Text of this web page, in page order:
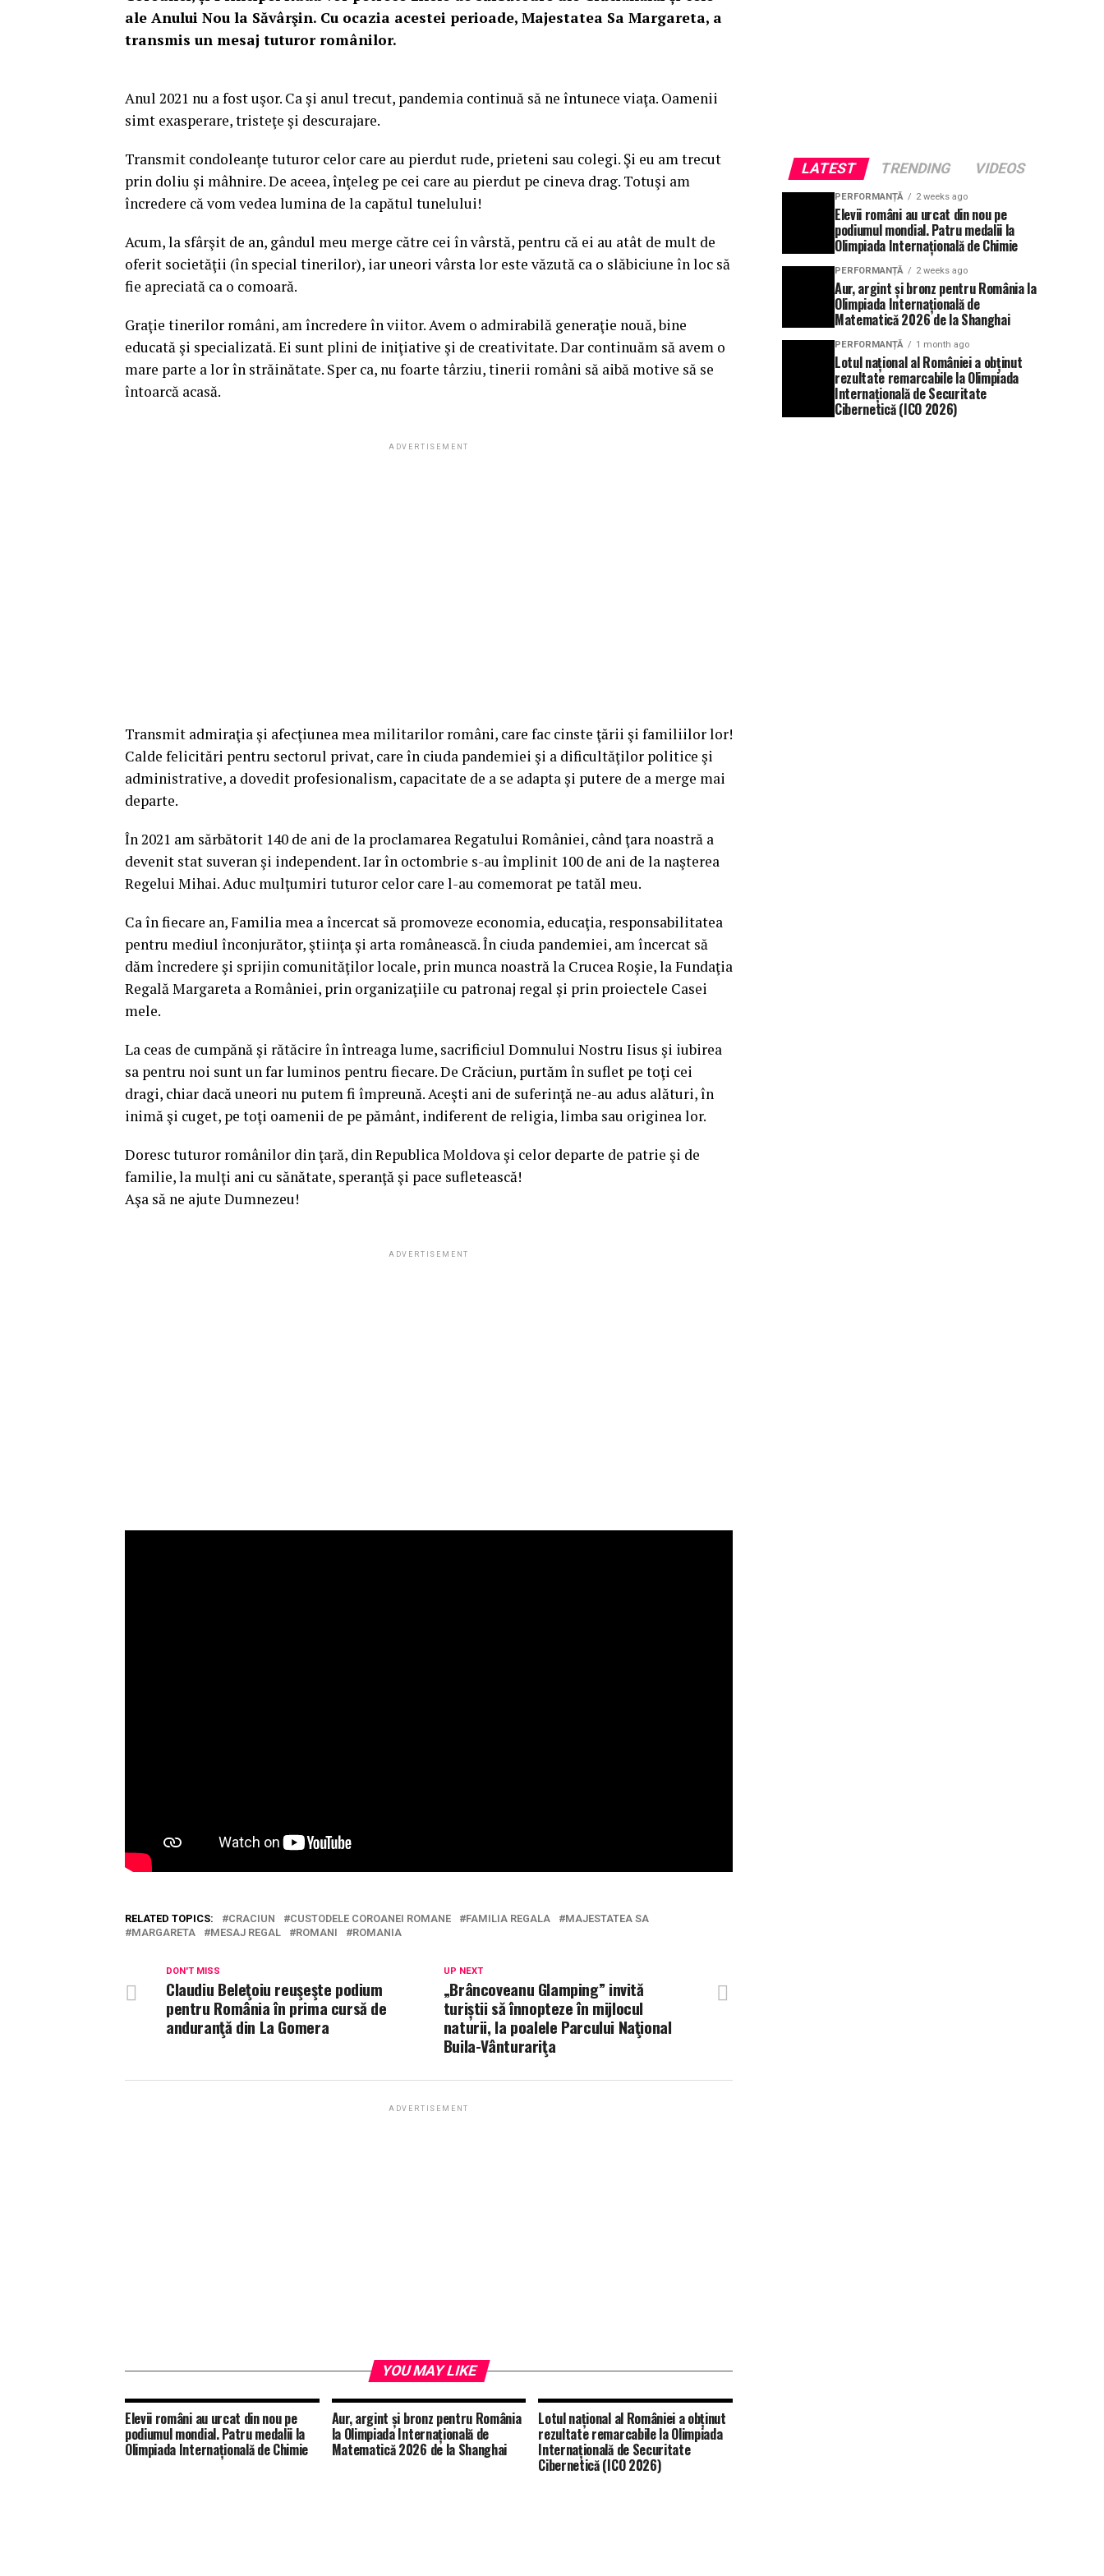
ale Anului Nou la Săvârşin. Cu ocazia acestei perioade, Majestatea Sa Margareta, a
transmis un mesaj tuturor românilor.
Anul 2021 nu a fost uşor. Ca şi anul trecut, pandemia continuă să ne întunece viaţa. Oamenii
simt exasperare, tristeţe şi descurajare.
Transmit condoleanţe tuturor celor care au pierdut rude, prieteni sau colegi. Şi eu am trecut
prin doliu şi mâhnire. De aceea, înţeleg pe cei care au pierdut pe cineva drag. Totuşi am
încredere că vom vedea lumina de la capătul tunelului!
Acum, la sfârşit de an, gândul meu merge către cei în vârstă, pentru că ei au atât de mult de
oferit societăţii (în special tinerilor), iar uneori vârsta lor este văzută ca o slăbiciune în loc să
fie apreciată ca o comoară.
Graţie tinerilor români, am încredere în viitor. Avem o admirabilă generaţie nouă, bine
educată şi specializată. Ei sunt plini de iniţiative şi de creativitate. Dar continuăm să avem o
mare parte a lor în străinătate. Sper ca, nu foarte târziu, tinerii români să aibă motive să se
întoarcă acasă.
ADVERTISEMENT
Transmit admiraţia şi afecţiunea mea militarilor români, care fac cinste ţării şi familiilor lor!
Calde felicitări pentru sectorul privat, care în ciuda pandemiei şi a dificultăţilor politice şi
administrative, a dovedit profesionalism, capacitate de a se adapta şi putere de a merge mai
departe.
În 2021 am sărbătorit 140 de ani de la proclamarea Regatului României, când ţara noastră a
devenit stat suveran şi independent. Iar în octombrie s-au împlinit 100 de ani de la naşterea
Regelui Mihai. Aduc mulţumiri tuturor celor care l-au comemorat pe tatăl meu.
Ca în fiecare an, Familia mea a încercat să promoveze economia, educaţia, responsabilitatea
pentru mediul înconjurător, ştiinţa şi arta românească. În ciuda pandemiei, am încercat să
dăm încredere şi sprijin comunităţilor locale, prin munca noastră la Crucea Roşie, la Fundaţia
Regală Margareta a României, prin organizaţiile cu patronaj regal şi prin proiectele Casei
mele.
La ceas de cumpănă şi rătăcire în întreaga lume, sacrificiul Domnului Nostru Iisus şi iubirea
sa pentru noi sunt un far luminos pentru fiecare. De Crăciun, purtăm în suflet pe toţi cei
dragi, chiar dacă uneori nu putem fi împreună. Aceşti ani de suferinţă ne-au adus alături, în
inimă şi cuget, pe toţi oamenii de pe pământ, indiferent de religia, limba sau originea lor.
Doresc tuturor românilor din ţară, din Republica Moldova şi celor departe de patrie şi de
familie, la mulţi ani cu sănătate, speranţă şi pace sufletească!
Aşa să ne ajute Dumnezeu!
ADVERTISEMENT
RELATED TOPICS: CRACIUN CUSTODELE COROANEI ROMANE FAMILIA REGALA
MAJESTATEA SA
MARGARETA
MESAJ REGAL ROMANI ROMANIA
UP NEXT
„Brâncoveanu Glamping” invită
turiștii să înnopteze în mijlocul
naturii, la poalele Parcului Naţional
Buila-Vânturariţa
DON'T MISS
Claudiu Beleţoiu reuşeşte podium
pentru România în prima cursă de
anduranţă din La Gomera
ADVERTISEMENT
YOU MAY LIKE
Elevii români au urcat din nou pe
podiumul mondial. Patru medalii la
Olimpiada Internațională de Chimie
Aur, argint și bronz pentru România
la Olimpiada Internațională de
Matematică 2026 de la Shanghai
Lotul național al României a obținut
rezultate remarcabile la Olimpiada
Internațională de Securitate
Cibernetică (ICO 2026)
LATEST TRENDING VIDEOS
PERFORMANȚĂ 2 weeks ago
Elevii români au urcat din nou pe
podiumul mondial. Patru medalii la
Olimpiada Internațională de Chimie
PERFORMANȚĂ 2 weeks ago
Aur, argint și bronz pentru România la
Olimpiada Internațională de
Matematică 2026 de la Shanghai
PERFORMANȚĂ 1 month ago
Lotul național al României a obținut
rezultate remarcabile la Olimpiada
Internațională de Securitate
Cibernetică (ICO 2026)